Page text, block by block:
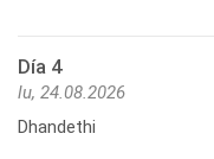
Día 4
lu, 24.08.2026
Dhandethi